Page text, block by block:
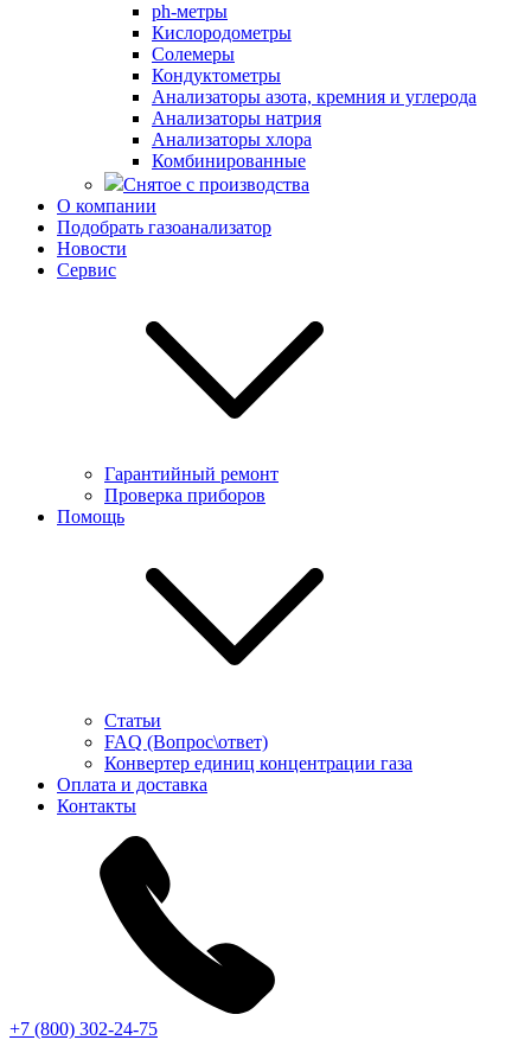
ph-метры
Кислородометры
Солемеры
Кондуктометры
Анализаторы азота, кремния и углерода
Анализаторы натрия
Анализаторы хлора
Комбинированные
Снятое с производства
О компании
Подобрать газоанализатор
Новости
Сервис
Гарантийный ремонт
Проверка приборов
Помощь
Статьи
FAQ (Вопрос\ответ)
Конвертер единиц концентрации газа
Оплата и доставка
Контакты
+7 (800) 302-24-75